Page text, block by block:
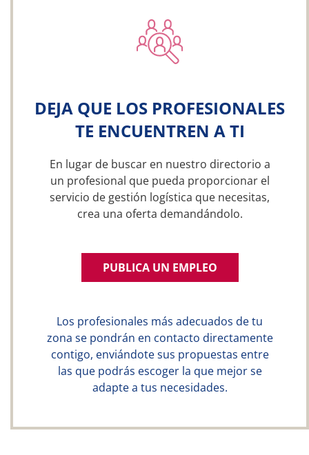
DEJA QUE LOS PROFESIONALES
TE ENCUENTREN A TI
En lugar de buscar en nuestro directorio a
un profesional que pueda proporcionar el
servicio de gestión logística que necesitas,
crea una oferta demandándolo.
PUBLICA UN EMPLEO
Los profesionales más adecuados de tu
zona se pondrán en contacto directamente
contigo, enviándote sus propuestas entre
las que podrás escoger la que mejor se
adapte a tus necesidades.